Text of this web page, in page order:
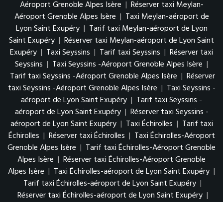
Aéroport Grenoble Alpes Isère | Réserver taxi Meylan-
Aéroport Grenoble Alpes Isère | Taxi Meylan-aéroport de
Lyon Saint Exupéry | Tarif taxi Meylan-aéroport de Lyon
Saint Exupéry | Réserver taxi Meylan-aéroport de Lyon Saint
Exupéry | Taxi Seyssins | Tarif taxi Seyssins | Réserver taxi
Seyssins | Taxi Seyssins -Aéroport Grenoble Alpes Isère |
Tarif taxi Seyssins -Aéroport Grenoble Alpes Isère | Réserver
taxi Seyssins -Aéroport Grenoble Alpes Isère | Taxi Seyssins -
aéroport de Lyon Saint Exupéry | Tarif taxi Seyssins -
aéroport de Lyon Saint Exupéry | Réserver taxi Seyssins -
aéroport de Lyon Saint Exupéry | Taxi Échirolles | Tarif taxi
Échirolles | Réserver taxi Échirolles | Taxi Échirolles-Aéroport
Grenoble Alpes Isère | Tarif taxi Échirolles-Aéroport Grenoble
Alpes Isère | Réserver taxi Échirolles-Aéroport Grenoble
Alpes Isère | Taxi Échirolles-aéroport de Lyon Saint Exupéry |
Tarif taxi Échirolles-aéroport de Lyon Saint Exupéry |
Réserver taxi Échirolles-aéroport de Lyon Saint Exupéry |